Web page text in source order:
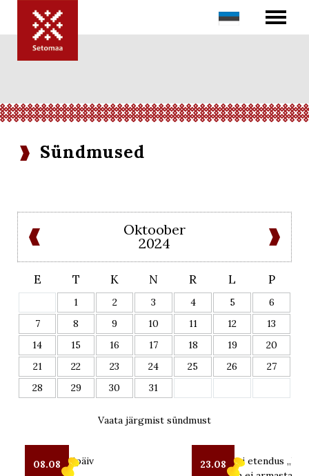
Sündmused
Oktoober
2024
E T K N R L P
1 2 3 4 5
6
7
8 9 10 11 12
13
14
15 16 17 18 19
20
21
22 23 24 25 26
27
28
29 30 31
Vaata järgmist sündmust
08.08
Seto Kostipäiv 23.08
OUT teatri etendus „Kui